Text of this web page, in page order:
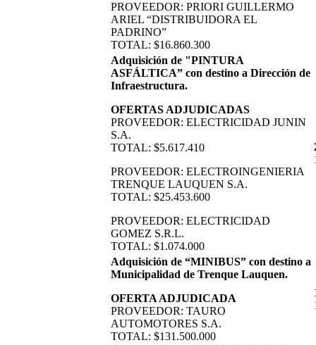
PROVEEDOR: PRIORI GUILLERMO
ARIEL “DISTRIBUIDORA EL
PADRINO”
TOTAL: $16.860.300
Adquisición de "PINTURA
ASFÁLTICA” con destino a Dirección de
Infraestructura.
OFERTAS ADJUDICADAS
PROVEEDOR: ELECTRICIDAD JUNIN
S.A.
TOTAL: $5.617.410
PROVEEDOR: ELECTROINGENIERIA
TRENQUE LAUQUEN S.A.
TOTAL: $25.453.600
PROVEEDOR: ELECTRICIDAD
GOMEZ S.R.L.
TOTAL: $1.074.000
Adquisición de “MINIBUS” con destino a
Municipalidad de Trenque Lauquen.
OFERTA ADJUDICADA
PROVEEDOR: TAURO
AUTOMOTORES S.A.
TOTAL: $131.500.000